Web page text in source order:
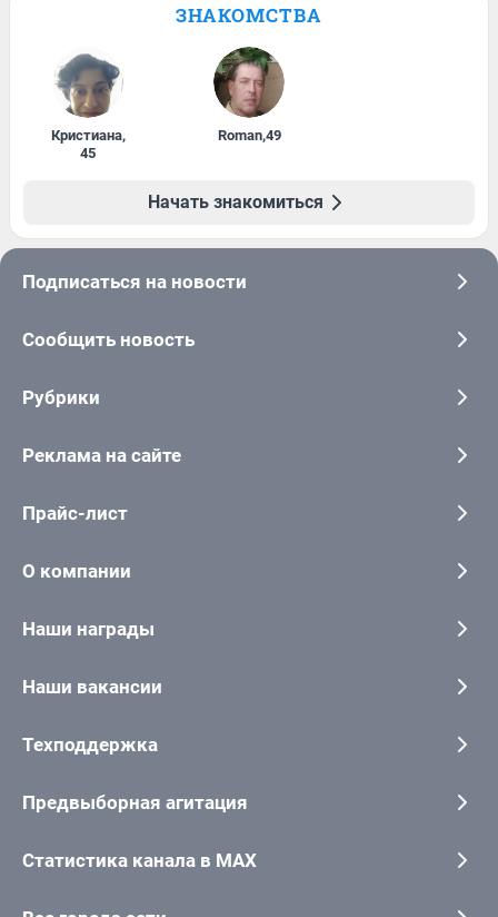
ЗНАКОМСТВА
Кристиана,
45
Roman,49
Начать знакомиться
Подписаться на новости
Сообщить новость
Рубрики
Реклама на сайте
Прайс-лист
О компании
Наши награды
Наши вакансии
Техподдержка
Предвыборная агитация
Статистика канала в MAX